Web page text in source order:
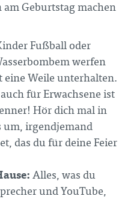
Geburtstag machen
Fußball oder
werfen
eine Weile unterhalten.
für Erwachsene ist
Hör dich mal in
um, irgendjemand
das du für deine Feier
Alles, was du
und YouTube,